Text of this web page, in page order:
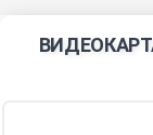
ВИДЕОКАРТА